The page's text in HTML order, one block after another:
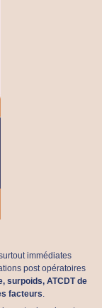
immédiates
post opératoires
surpoids, ATCDT de
facteurs.